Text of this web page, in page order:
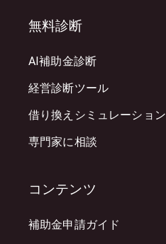
無料診断
AI補助金診断
経営診断ツール
借り換えシミュレーション
専門家に相談
コンテンツ
補助金申請ガイド